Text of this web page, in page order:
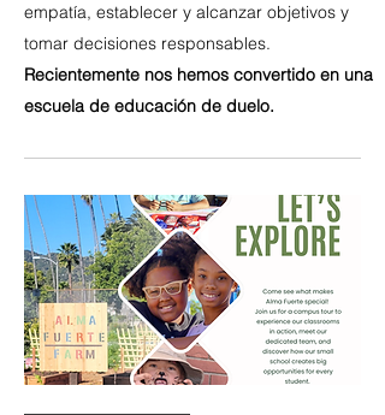
empatía, establecer y alcanzar objetivos y
tomar decisiones responsables.
Recientemente nos hemos convertido en una
escuela de educación de duelo.